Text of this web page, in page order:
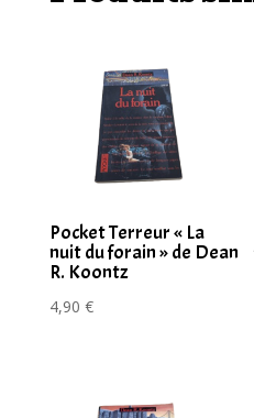
ténèbres"
Pocket Terreur « La
nuit du forain » de Dean
R. Koontz
4,90 €